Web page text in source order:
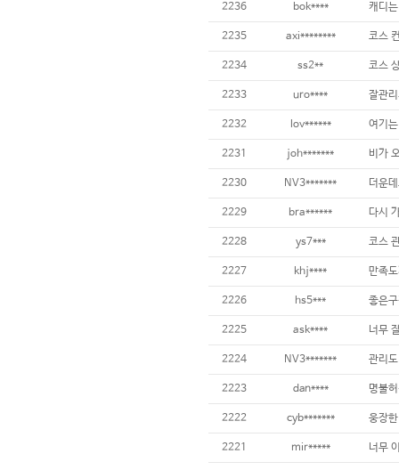
2236 bok****
2235 axi********
2234 ss2**
2233 uro**** 잘관
2232 lov******
2231 joh*******
2230 NV3*******
2229 bra******
2228 ys7***
2227 khj****
2226 hs5*** 좋은
2225 ask****
2224 NV3*******
2223 dan****
2222 cyb******* 웅장
2221 mir***** 너무